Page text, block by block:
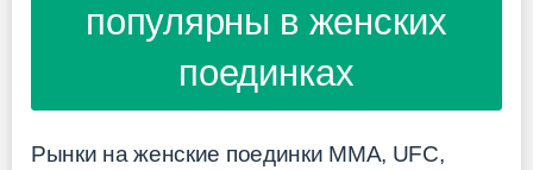
популярны в женских
поединках
Рынки на женские поединки ММА, UFC,